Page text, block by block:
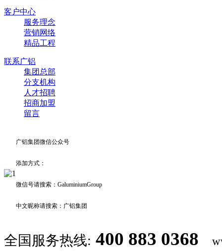
客户中心
服务理念
营销网络
精品工程
联系广铝
集团总部
分支机构
人才招聘
招商加盟
留言
广铝集团微信公众号
添加方式：
微信号请搜索：GaluminiumGroup
中文昵称请搜索：广铝集团
全国服务热线: 400 883 0368